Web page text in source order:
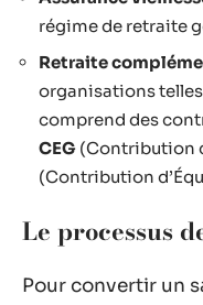
régime de retraite
Retraite
organisations telles
comprend des
CEG (Contribution
(Contribution
Le processus
Pour convertir un